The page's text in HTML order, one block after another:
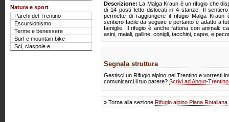
Descrizione: La Malga Kraun è un rifugio che
di 14 posti letto dislocati in 4 stanze. Il
permette di raggiungere il rifugio Malga Kraun
sentiero facile da seguire e pertanto è adatto a
famiglie. Il rifugio è anche fattoria con animali:
asini, maiali, galline, conigli, tacchini, capre, e
Segnala struttura
Gestisci un Rifugio alpino nel Trentino e vorresti
comunicarci il tuo parere? Scrivi ad About-
» Torna alla sezione Rifugio alpino Piana Rotaliana
Natura e sport
Parchi del Trentino
Escursionismo
Terme e benessere
Surf e mountain bike
Sci, ciaspole e...